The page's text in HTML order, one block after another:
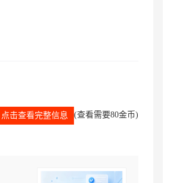
点击查看完整信息 (查看需要80金币)